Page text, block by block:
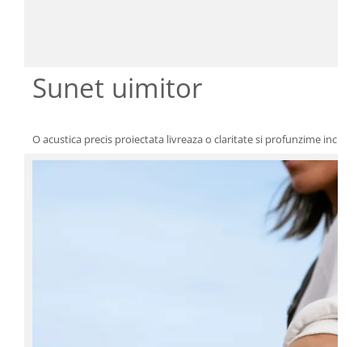
Sunet uimitor
O acustica precis proiectata livreaza o claritate si profunzime